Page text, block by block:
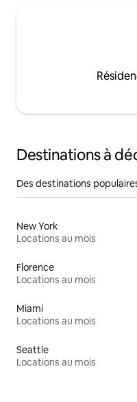
Destinations à
Des destinations
New York
Locations au mois
Florence
Locations au mois
Miami
Locations au mois
Seattle
Locations au mois